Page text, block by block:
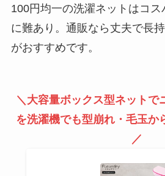
100円均一の洗濯ネットはコ
に難あり。通販なら丈夫で長
がおすすめです。
＼大容量ボックス型ネットで
を洗濯機でも型崩れ・毛玉か
／